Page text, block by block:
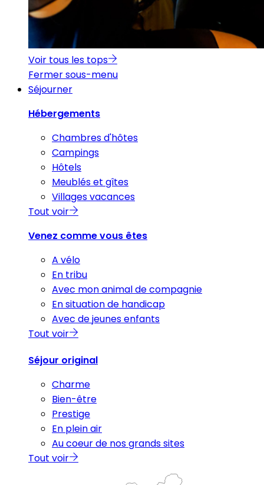
Voir tous les tops
Fermer sous-menu
Séjourner
Hébergements
Chambres d'hôtes
Campings
Hôtels
Meublés et gîtes
Villages vacances
Tout voir
Venez comme vous êtes
A vélo
En tribu
Avec mon animal de compagnie
En situation de handicap
Avec de jeunes enfants
Tout voir
Séjour original
Charme
Bien-être
Prestige
En plein air
Au coeur de nos grands sites
Tout voir